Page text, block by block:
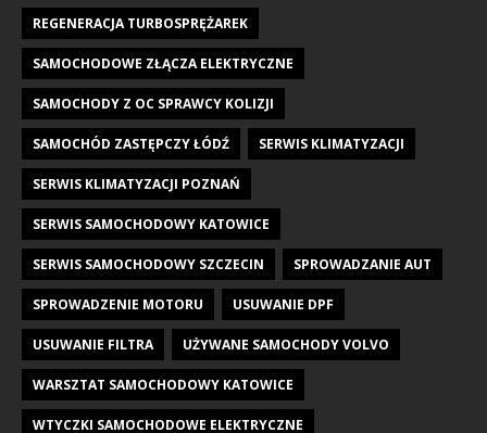
REGENERACJA TURBOSPRĘŻAREK
SAMOCHODOWE ZŁĄCZA ELEKTRYCZNE
SAMOCHODY Z OC SPRAWCY KOLIZJI
SAMOCHÓD ZASTĘPCZY ŁÓDŹ SERWIS KLIMATYZACJI
SERWIS KLIMATYZACJI POZNAŃ
SERWIS SAMOCHODOWY KATOWICE
SERWIS SAMOCHODOWY SZCZECIN SPROWADZANIE AUT
SPROWADZENIE MOTORU USUWANIE DPF
USUWANIE FILTRA UŻYWANE SAMOCHODY VOLVO
WARSZTAT SAMOCHODOWY KATOWICE
WTYCZKI SAMOCHODOWE ELEKTRYCZNE